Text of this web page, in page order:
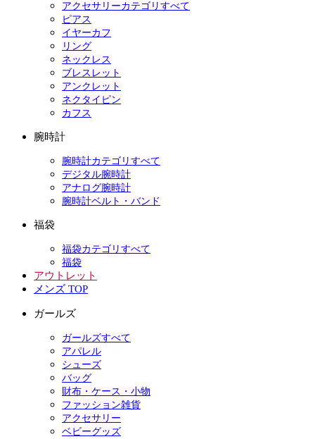
アクセサリーカテゴリすべて
ピアス
イヤーカフ
リング
ネックレス
ブレスレット
アンクレット
ネクタイピン
カフス
腕時計
腕時計カテゴリすべて
デジタル腕時計
アナログ腕時計
腕時計ベルト・バンド
福袋
福袋カテゴリすべて
福袋
アウトレット
メンズ TOP
ガールズ
ガールズすべて
アパレル
シューズ
バッグ
財布・ケース・小物
ファッション雑貨
アクセサリー
ベビーグッズ